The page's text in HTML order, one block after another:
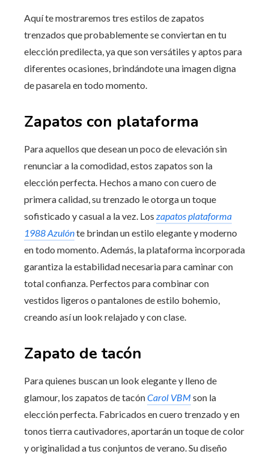
Aquí te mostraremos tres estilos de zapatos
trenzados que probablemente se conviertan en tu
elección predilecta, ya que son versátiles y aptos para
diferentes ocasiones, brindándote una imagen digna
de pasarela en todo momento.
Zapatos con plataforma
Para aquellos que desean un poco de elevación sin
renunciar a la comodidad, estos zapatos son la
elección perfecta. Hechos a mano con cuero de
primera calidad, su trenzado le otorga un toque
sofisticado y casual a la vez. Los zapatos plataforma
1988 Azulónte brindan un estilo elegante y moderno
en todo momento. Además, la plataforma incorporada
garantiza la estabilidad necesaria para caminar con
total confianza. Perfectos para combinar con
vestidos ligeros o pantalones de estilo bohemio,
creando así un look relajado y con clase.
Zapato de tacón
Para quienes buscan un look elegante y lleno de
glamour, los zapatos de tacónCarol VBMson la
elección perfecta. Fabricados en cuero trenzado y en
tonos tierra cautivadores, aportarán un toque de color
y originalidad a tus conjuntos de verano. Su diseño